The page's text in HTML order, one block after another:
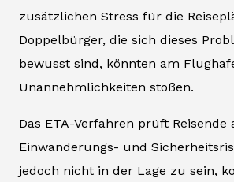
zusätzlichen Stress für die
Doppelbürger, die sich dieses
bewusst sind, könnten am
Unannehmlichkeiten stoßen.
Das ETA-Verfahren prüft Reisende
Einwanderungs- und
jedoch nicht in der Lage zu sein,